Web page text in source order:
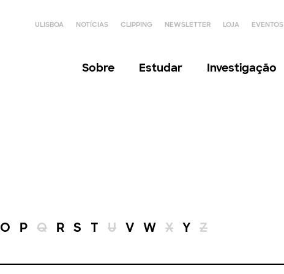
ULISBOA NOTÍCIAS CLIPPING NEWSLETTER LOJA EVENTOS
Sobre Estudar Investigação
O P Q R S T U V W X Y Z